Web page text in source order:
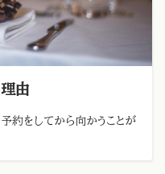
由
約をしてから向かうことが